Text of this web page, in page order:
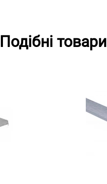
Подібні товари